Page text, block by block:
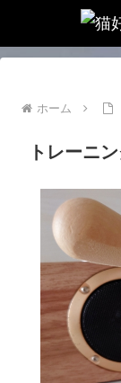
ホーム
トレーニ